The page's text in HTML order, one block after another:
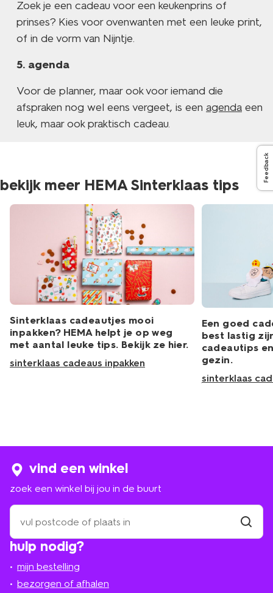
Zoek je een cadeau voor een keukenprins of
prinses? Kies voor ovenwanten met een leuke print,
of in de vorm van Nijntje.
agenda
Voor de planner, maar ook voor iemand die
afspraken nog wel eens vergeet, is een agenda een
leuk, maar ook praktisch cadeau.
bekijk meer HEMA Sinterklaas tips
Sinterklaas cadeautjes mooi
inpakken? HEMA helpt je op weg
met aantal leuke tips. Bekijk ze hier.
sinterklaas cadeaus inpakken
Een goed
best lastig
cadeautips
gezin.
sinterklaas
hulp nodig?
mijn bestelling
bezorgen of afhalen
vind een winkel
zoek een winkel bij jou in de buurt
zoek
een
winkel
bij
in
de
Feedback